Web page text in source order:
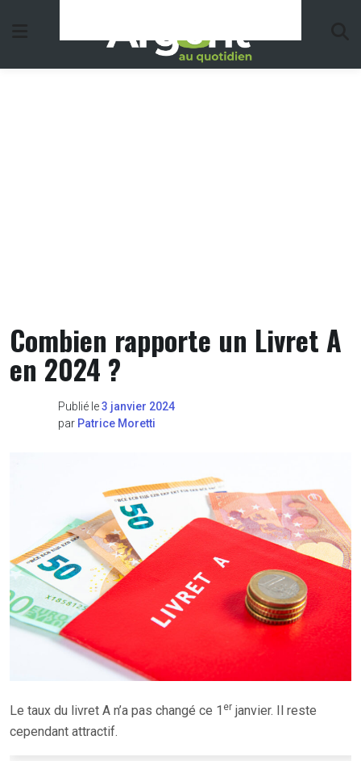
Combien rapporte un Livret A
en 2024 ?
Publié le3 janvier 2024
par Patrice Moretti
Le taux du livret A n’a pas changé ce 1 er janvier. Il reste
cependant attractif.